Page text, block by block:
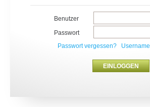
Benutzer
Passwort
Passwort vergessen?